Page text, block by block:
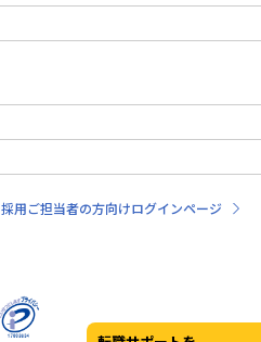
採用ご担当者の方向けログインページ